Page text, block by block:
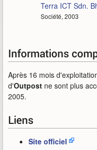
Terra ICT Sdn.
Société, 2003
Informations
Après 16 mois
d'Outpost ne sont plus
2005.
Liens
Site officiel